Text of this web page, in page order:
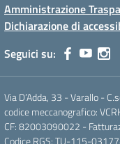
Amministrazione
Dichiarazione di
Seguici su:
Via D’Adda, 33 - Varallo -
codice meccanografico:
CF: 82003090022 -
Codice RGS: TU-115-